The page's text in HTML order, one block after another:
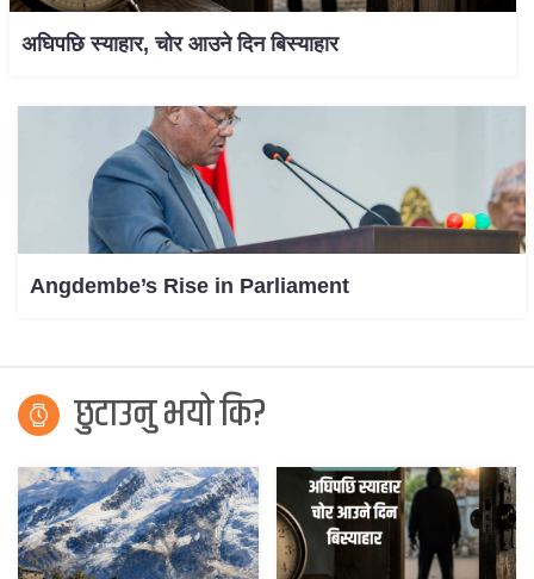
अघिपछि स्याहार, चोर आउने दिन बिस्याहार
Angdembe’s Rise in Parliament
छुटाउनु भयो कि?